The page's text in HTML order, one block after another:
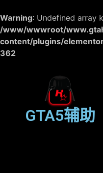
Warning: Undefined array
/www/wwwroot/
content/plugins/
362
GTA5辅助